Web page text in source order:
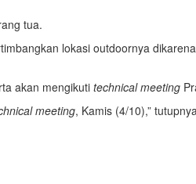
tua.
lokasi outdoornya
akan mengikuti technical meeting
meeting, Kamis (4/10),”